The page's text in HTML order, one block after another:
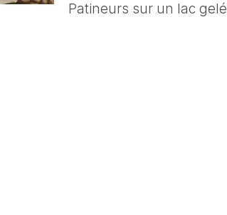
Patineurs sur un lac gelé